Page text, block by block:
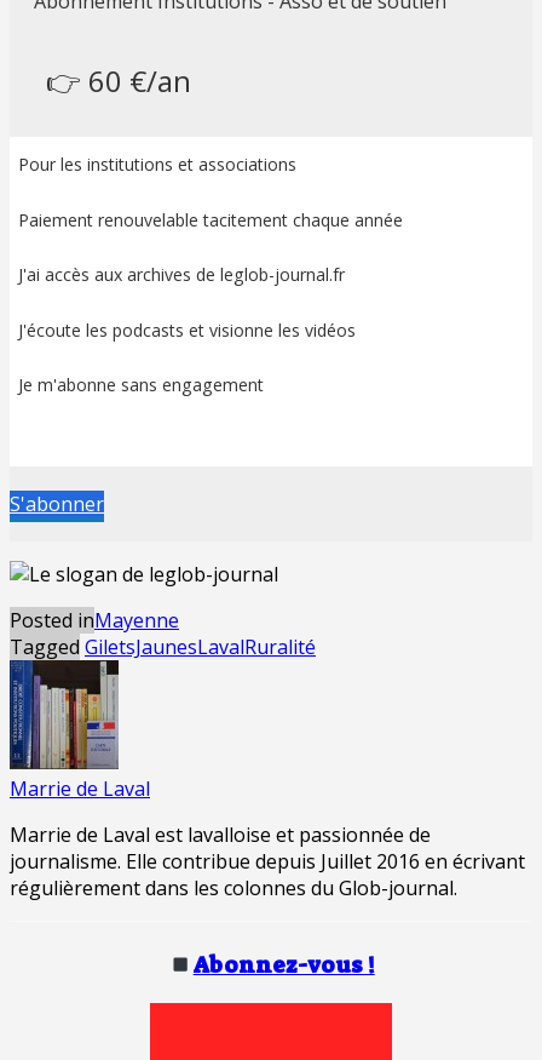
👉 60 €/an
Pour les institutions et associations
Paiement renouvelable tacitement chaque année
J'ai accès aux archives de leglob-journal.fr
J'écoute les podcasts et visionne les vidéos
Je m'abonne sans engagement
S'abonner
Posted inMayenne
Tagged GiletsJaunesLavalRuralité
Marrie de Laval
Marrie de Laval est lavalloise et passionnée de
journalisme. Elle contribue depuis Juillet 2016 en écrivant
régulièrement dans les colonnes du Glob-journal.
Abonnez-vous !